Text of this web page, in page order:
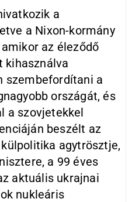
a
a Nixon-kormány
az éleződő
kihasználva
szembefordítani a
országát, és
a szovjetekkel
beszélt az
agytrösztje,
a 99 éves
aktuális ukrajnai
nukleáris